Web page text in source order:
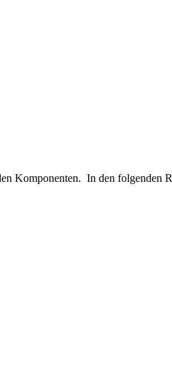
Komponenten. In den folgenden